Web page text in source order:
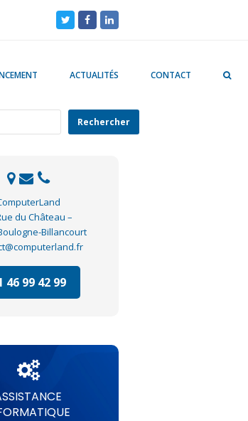
TwitterFacebookLinkedIn
ACTUALITÉS CONTACT
Rechercher
du Château –
Billancourt
46 99 42 99